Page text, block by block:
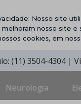
Nosso site
nosso site
cookies, em
(11) 3504-4304 |
Neurologia